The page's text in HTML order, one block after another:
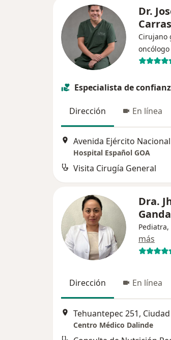
Dr.
Cirujano
oncólogo
Especialista de
Dirección En línea
Hospital Español GOA
Visita Cirugía General
Dra.
más
Dirección En línea
Tehuantepec 251,
Centro Médico Dalinde